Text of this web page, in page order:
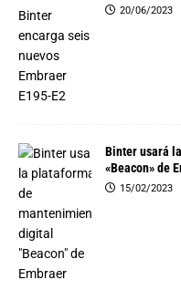
20/06/2023
Binter usará
«Beacon» de
15/02/2023